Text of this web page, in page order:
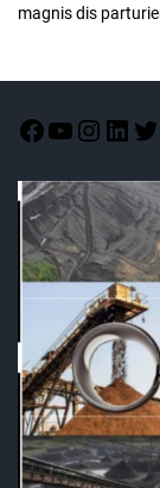
magnis dis